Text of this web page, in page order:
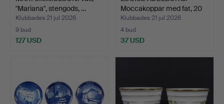
"Mariana", stengods, …
Klubbades 21 jul 2026
9 bud
127 USD
Moccakoppar med fat, 20
d…
Klubbades 21 jul 2026
4 bud
37 USD